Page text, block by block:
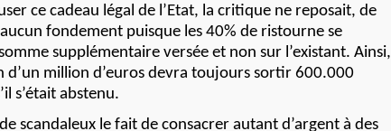
ce cadeau légal de l’Etat, la critique ne reposait, de
fondement puisque les 40% de ristourne se
supplémentaire versée et non sur l’existant. Ainsi,
d’un million d’euros devra toujours sortir 600.000
s’était abstenu.
scandaleux le fait de consacrer autant d’argent à des